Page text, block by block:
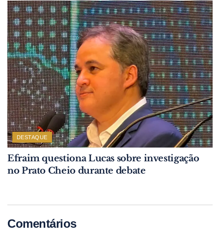
DESTAQUE
Efraim questiona Lucas sobre investigação
no Prato Cheio durante debate
Comentários